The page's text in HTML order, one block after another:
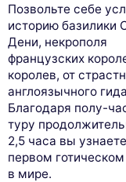
Позвольте себе
историю базилики
Дени, некрополя
французских
королев, от
англоязычного
Благодаря полу-
туру
2,5 часа вы
первом
в мире.